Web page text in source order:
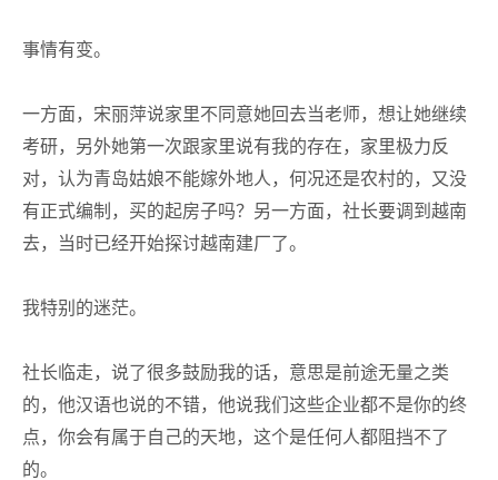
事情有变。
一方面，宋丽萍说家里不同意她回去当老师，想让她继续
考研，另外她第一次跟家里说有我的存在，家里极力反
对，认为青岛姑娘不能嫁外地人，何况还是农村的，又没
有正式编制，买的起房子吗？另一方面，社长要调到越南
去，当时已经开始探讨越南建厂了。
我特别的迷茫。
社长临走，说了很多鼓励我的话，意思是前途无量之类
的，他汉语也说的不错，他说我们这些企业都不是你的终
点，你会有属于自己的天地，这个是任何人都阻挡不了
的。